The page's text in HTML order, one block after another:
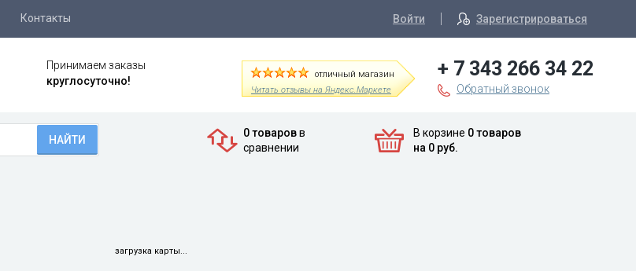
Контакты Войти Зарегистрироваться
Принимаем заказы
круглосуточно!
отличный магазин
Читать отзывы на Яндекс.Маркете
+ 7 343 266 34 22
Обратный звонок
НАЙТИ
0 товаровв
сравнении
В корзине 0 товаров
на 0 руб.
загрузка карты...